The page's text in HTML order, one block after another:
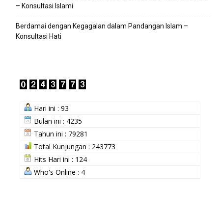
– Konsultasi Islami
Berdamai dengan Kegagalan dalam Pandangan Islam –
Konsultasi Hati
Hari ini : 93
Bulan ini : 4235
Tahun ini : 79281
Total Kunjungan : 243773
Hits Hari ini : 124
Who's Online : 4